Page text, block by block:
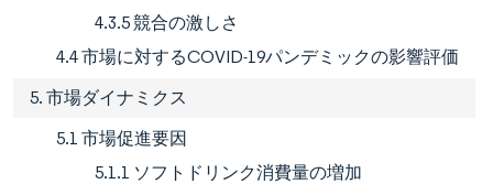
4.3.5 競合の激しさ
4.4 市場に対するCOVID-19パンデミックの影響評価
5. 市場ダイナミクス
5.1 市場促進要因
5.1.1 ソフトドリンク消費量の増加